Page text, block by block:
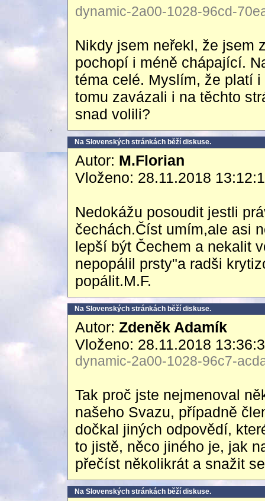
dynamic-2a00-1028-96cd-
Nikdy jsem neřekl, že jsem
pochopí i méně chápající.
téma celé. Myslím, že platí
tomu zavázali i na těchto
snad volili?
Na Slovenských stránkách běží diskuse.
Autor: M.Florian
Vloženo: 28.11.2018
Nedokážu posoudit jestli
čechách.Číst umím,ale asi
lepší být Čechem a nekalit
nepopálil prsty"a radši
popálit.M.F.
Na Slovenských stránkách běží diskuse.
Autor: Zdeněk Adamík
Vloženo: 28.11.2018
dynamic-2a00-1028-96c7-
Tak proč jste nejmenoval
našeho Svazu, případně
dočkal jiných odpovědí,
to jistě, něco jiného je, jak
přečíst několikrát a snažit
Na Slovenských stránkách běží diskuse.